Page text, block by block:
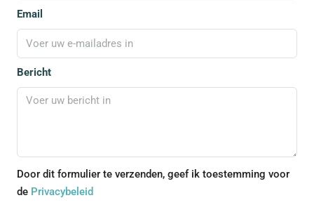
Email
Bericht
Door dit formulier te verzenden, geef ik toestemming voor
de Privacybeleid